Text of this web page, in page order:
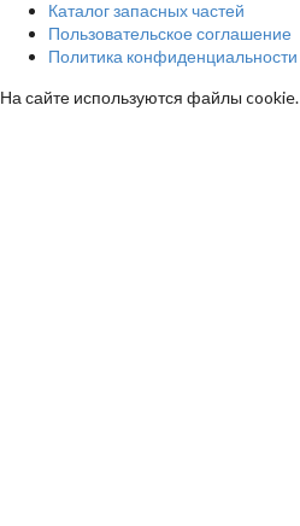
Каталог запасных частей
Пользовательское соглашение
Политика конфиденциальности
На сайте используются файлы cookie.